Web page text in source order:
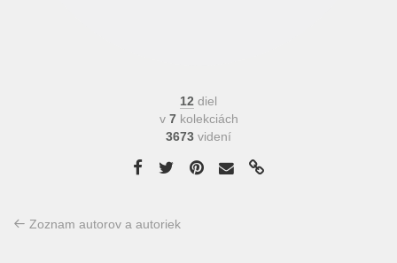
12 diel
v 7kolekciách
3673 videní
Zoznam autorov a autoriek